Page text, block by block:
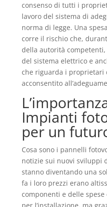
consenso di tutti i
lavoro del sistema di
norma di legge. Una
corre il rischio che,
della autorità
del sistema elettrico e
che riguarda i proprietari
acconsentito
Impianti
per un
Cosa sono i pannelli
notizie sui nuovi sviluppi
stanno diventando una
fa i loro prezzi erano
componenti e delle spese